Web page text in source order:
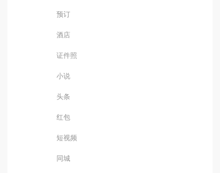
预订
酒店
证件照
小说
头条
红包
短视频
同城